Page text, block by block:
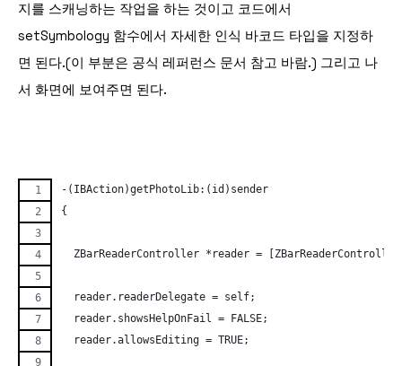
지를 스캐닝하는 작업을 하는 것이고 코드에서
setSymbology 함수에서 자세한 인식 바코드 타입을 지정하
면 된다.(이 부분은 공식 레퍼런스 문서 참고 바람.) 그리고 나
서 화면에 보여주면 된다.
-(IBAction)getPhotoLib:(id)sender
{
ZBarReaderController *reader =
  reader.readerDelegate = self;
  reader.showsHelpOnFail = FALSE;
  reader.allowsEditing = TRUE;